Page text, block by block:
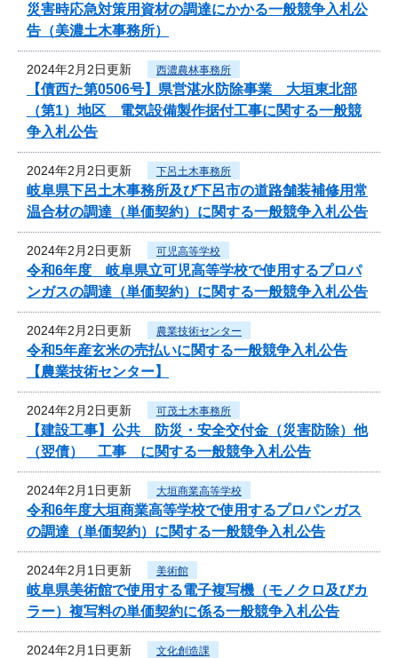
災害時応急対策用資材の調達にかかる一般競争入札公
告（美濃土木事務所）
2024年2月2日更新 西濃農林事務所
【債西た第0506号】県営湛水防除事業 大垣東北部
（第1）地区 電気設備製作据付工事に関する一般競
争入札公告
2024年2月2日更新 下呂土木事務所
岐阜県下呂土木事務所及び下呂市の道路舗装補修用常
温合材の調達（単価契約）に関する一般競争入札公告
2024年2月2日更新 可児高等学校
令和6年度 岐阜県立可児高等学校で使用するプロパ
ンガスの調達（単価契約）に関する一般競争入札公告
2024年2月2日更新 農業技術センター
令和5年産玄米の売払いに関する一般競争入札公告
【農業技術センター】
2024年2月2日更新 可茂土木事務所
【建設工事】公共 防災・安全交付金（災害防除）他
（翌債） 工事 に関する一般競争入札公告
2024年2月1日更新 大垣商業高等学校
令和6年度大垣商業高等学校で使用するプロパンガス
の調達（単価契約）に関する一般競争入札公告
2024年2月1日更新 美術館
岐阜県美術館で使用する電子複写機（モノクロ及びカ
ラー）複写料の単価契約に係る一般競争入札公告
2024年2月1日更新 文化創造課